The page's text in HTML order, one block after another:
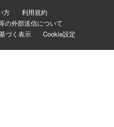
方
利用規約
の外部送信について
づく表示
Cookie設定